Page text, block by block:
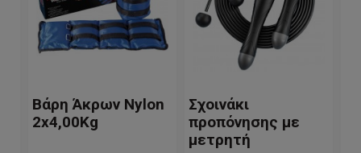
Βάρη Άκρων Nylon
2x4,00Kg
Σχοινάκι
προπόνησης με
μετρητή